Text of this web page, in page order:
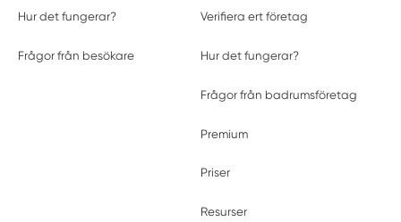
Hur det fungerar?
Frågor från besökare
Verifiera ert företag
Hur det fungerar?
Frågor från badrumsföretag
Premium
Priser
Resurser